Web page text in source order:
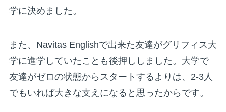
学に決めました。
また、Navitas Englishで出来た友達がグリフィス大
学に進学していたことも後押ししました。大学で
友達がゼロの状態からスタートするよりは、2-3人
でもいれば大きな支えになると思ったからです。